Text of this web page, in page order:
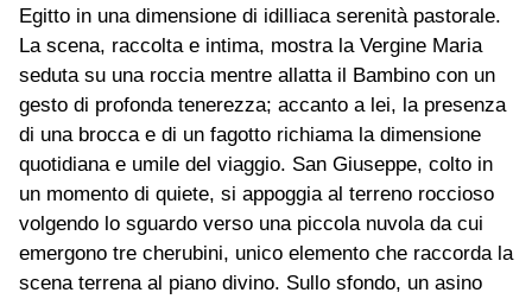
Egitto in una dimensione di idilliaca serenità pastorale.
La scena, raccolta e intima, mostra la Vergine Maria
seduta su una roccia mentre allatta il Bambino con un
gesto di profonda tenerezza; accanto a lei, la presenza
di una brocca e di un fagotto richiama la dimensione
quotidiana e umile del viaggio. San Giuseppe, colto in
un momento di quiete, si appoggia al terreno roccioso
volgendo lo sguardo verso una piccola nuvola da cui
emergono tre cherubini, unico elemento che raccorda la
scena terrena al piano divino. Sullo sfondo, un asino